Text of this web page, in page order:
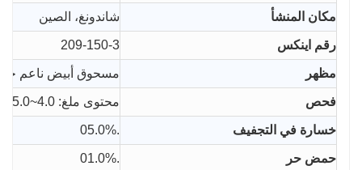
مكان المنشأ شاندونغ، الصين
رقم اينكس 209-150-3
مظهر مسحوق أبيض ناعم
فحص محتوى ملغ: 4.0~5.0%
خسارة في التجفيف .05.0%
حمض حر .01.0%